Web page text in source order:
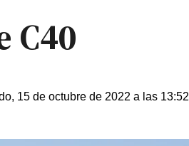
C40
15 de octubre de 2022 a las 13:52